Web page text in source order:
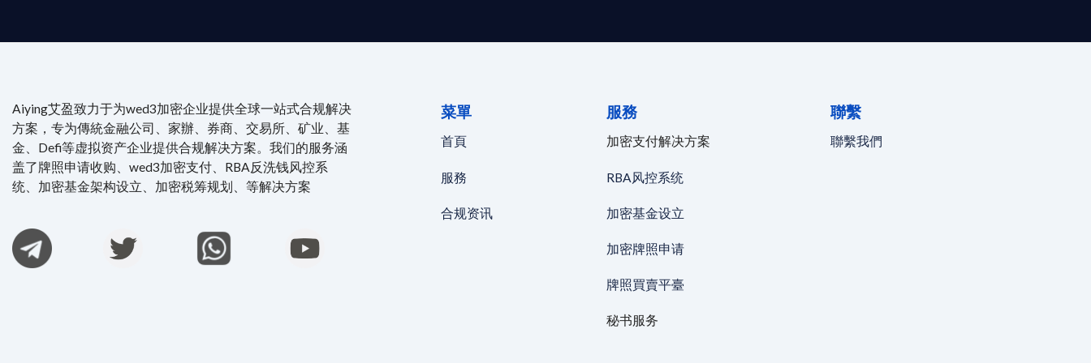
Aiying艾盈致力于为wed3加密企业提供全球一站式合规解决
方案，专为傳統金融公司、家辦、券商、交易所、矿业、基
金、Defi等虚拟资产企业提供合规解决方案。我们的服务涵
盖了牌照申请收购、wed3加密支付、RBA反洗钱风控系
统、加密基金架构设立、加密税筹规划、等解决方案
菜單
首頁
服務
合规资讯
服務
加密支付解决方案
RBA风控系统
加密基金设立
加密牌照申请
牌照買賣平臺
秘书服务
聯繫
聯繫我們